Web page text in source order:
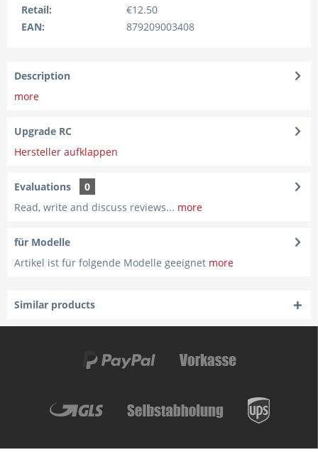
Retail:
€12.50
EAN:
879209003408
Description
more
Upgrade RC
Hersteller aufklappen
Evaluations
0
Read, write and discuss reviews... more
für Modelle
Artikel ist für folgende Modelle geeignet more
Similar products